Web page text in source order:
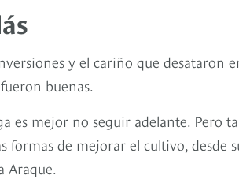
y el cariño que desataron
buenas.
es mejor no seguir adelante. Pero
de mejorar el cultivo, desde
Araque.